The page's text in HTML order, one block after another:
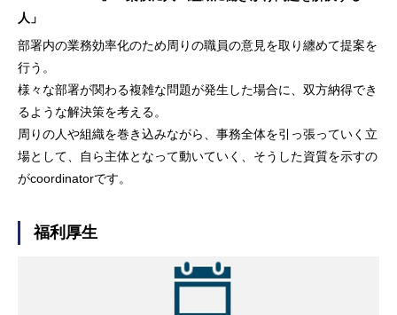
人」
部署内の業務効率化のため周りの職員の意見を取り纏めて提案を
行う。
様々な部署が関わる複雑な問題が発生した場合に、双方納得でき
るような解決策を考える。
周りの人や組織を巻き込みながら、事務全体を引っ張っていく立
場として、自ら主体となって動いていく、そうした資質を示すの
がcoordinatorです。
福利厚生